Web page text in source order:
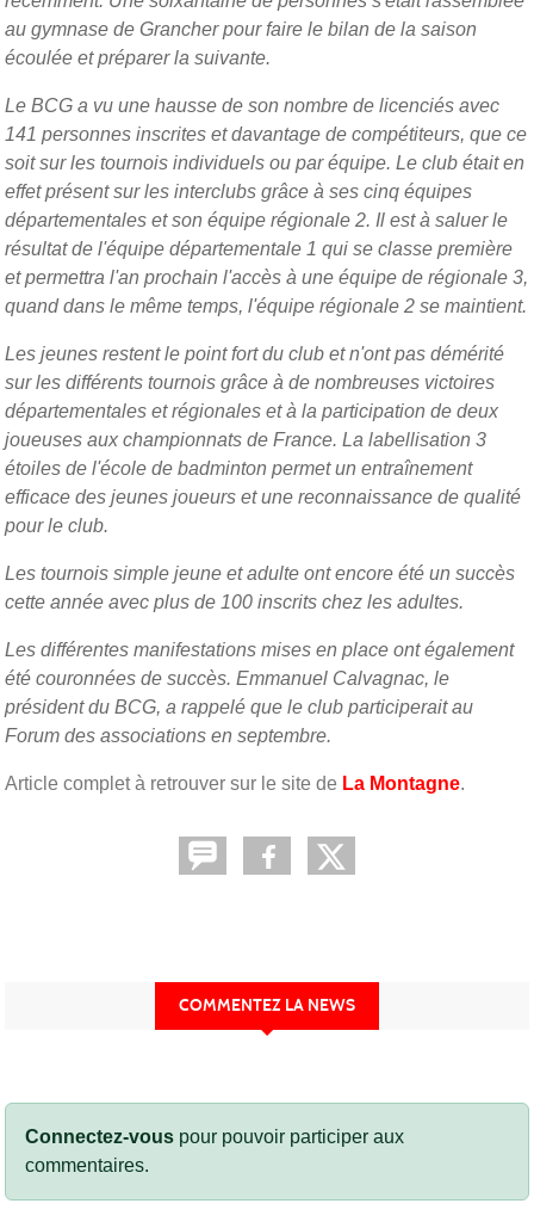
au gymnase de Grancher pour faire le bilan de la saison
écoulée et préparer la suivante.
Le BCG a vu une hausse de son nombre de licenciés avec
141 personnes inscrites et davantage de compétiteurs, que ce
soit sur les tournois individuels ou par équipe. Le club était en
effet présent sur les interclubs grâce à ses cinq équipes
départementales et son équipe régionale 2. Il est à saluer le
résultat de l'équipe départementale 1 qui se classe première
et permettra l'an prochain l'accès à une équipe de régionale 3,
quand dans le même temps, l'équipe régionale 2 se maintient.
Les jeunes restent le point fort du club et n'ont pas démérité
sur les différents tournois grâce à de nombreuses victoires
départementales et régionales et à la participation de deux
joueuses aux championnats de France. La labellisation 3
étoiles de l'école de badminton permet un entraînement
efficace des jeunes joueurs et une reconnaissance de qualité
pour le club.
Les tournois simple jeune et adulte ont encore été un succès
cette année avec plus de 100 inscrits chez les adultes.
Les différentes manifestations mises en place ont également
été couronnées de succès. Emmanuel Calvagnac, le
président du BCG, a rappelé que le club participerait au
Forum des associations en septembre.
Article complet à retrouver sur le site de La Montagne.
COMMENTEZ LA NEWS
Connectez-vous pour pouvoir participer aux
commentaires.